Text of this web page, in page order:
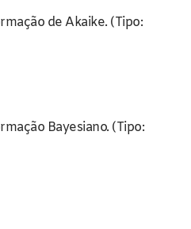
de Akaike. (Tipo:
Bayesiano. (Tipo: